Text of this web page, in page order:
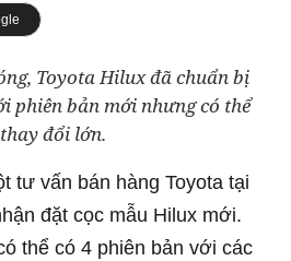
Toyota Hilux đã chuẩn bị
phiên bản mới nhưng có thể
đổi lớn.
tư vấn bán hàng Toyota tại
đặt cọc mẫu Hilux mới.
thể có 4 phiên bản với các